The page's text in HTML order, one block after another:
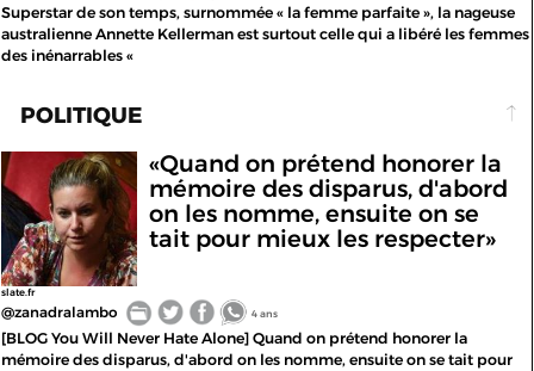
Superstar de son temps, surnommée « la femme parfaite », la nageuse
australienne Annette Kellerman est surtout celle qui a libéré les femmes
des inénarrables «
POLITIQUE
slate.fr
«Quand on prétend honorer la
mémoire des disparus, d'abord
on les nomme, ensuite on se
tait pour mieux les respecter»
@zanadralambo 4 ans
[BLOG You Will Never Hate Alone] Quand on prétend honorer la
mémoire des disparus, d'abord on les nomme, ensuite on se tait pour